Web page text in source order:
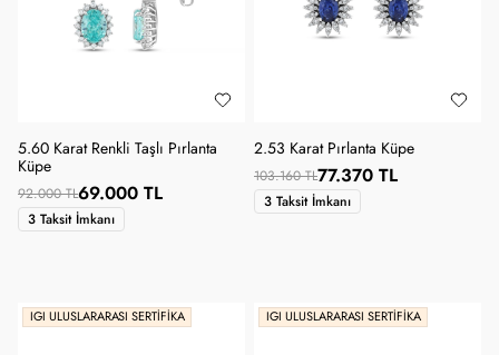
5.60 Karat Renkli Taşlı Pırlanta
Küpe
92.000 TL69.000 TL
3 Taksit İmkanı
2.53 Karat Pırlanta Küpe
103.160 TL77.370 TL
3 Taksit İmkanı
IGI ULUSLARARASI SERTIFIKA IGI ULUSLARARASI SERTIFIKA